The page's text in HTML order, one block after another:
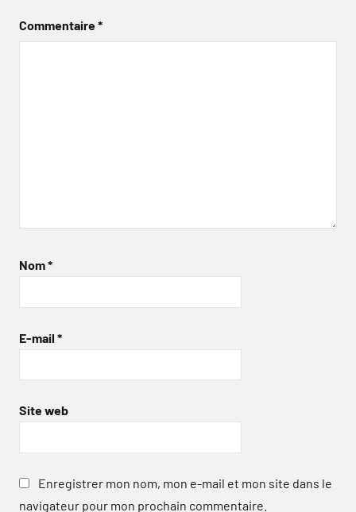
Commentaire*
Nom*
E-mail *
Site web
Enregistrer mon nom, mon e-mail et mon site dans le
navigateur pour mon prochain commentaire.